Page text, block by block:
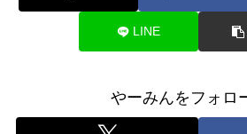
LINE
やーみんをフォロ